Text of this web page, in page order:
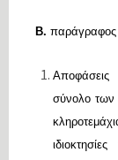
Β. παράγραφος
σύνολο των